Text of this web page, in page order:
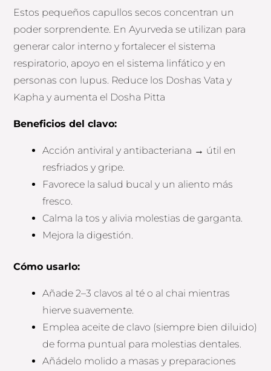
Estos pequeños capullos secos concentran un
poder sorprendente. En Ayurveda se utilizan para
generar calor interno y fortalecer el sistema
respiratorio, apoyo en el sistema linfático y en
personas con lupus. Reduce los Doshas Vata y
Kapha y aumenta el Dosha Pitta
Beneficios del clavo:
Acción antiviral y antibacteriana → útil en
resfriados y gripe.
Favorece la salud bucal y un aliento más
fresco.
Calma la tos y alivia molestias de garganta.
Mejora la digestión.
Cómo usarlo:
Añade 2–3 clavos al té o al chai mientras
hierve suavemente.
Emplea aceite de clavo (siempre bien diluido)
de forma puntual para molestias dentales.
Añádelo molido a masas y preparaciones